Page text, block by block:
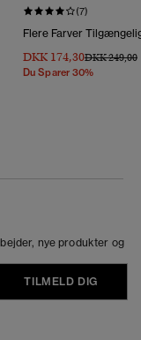
(7)
Flere Farver
DKK 174,30Pris Nedsat
DKK 249,00
Du Sparer 30%
nye produkter og
TILMELD DIG